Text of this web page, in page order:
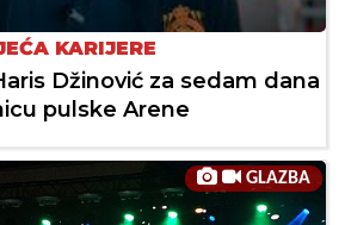
KARIJERE
Džinović za sedam dana
pulske Arene
GLAZBA